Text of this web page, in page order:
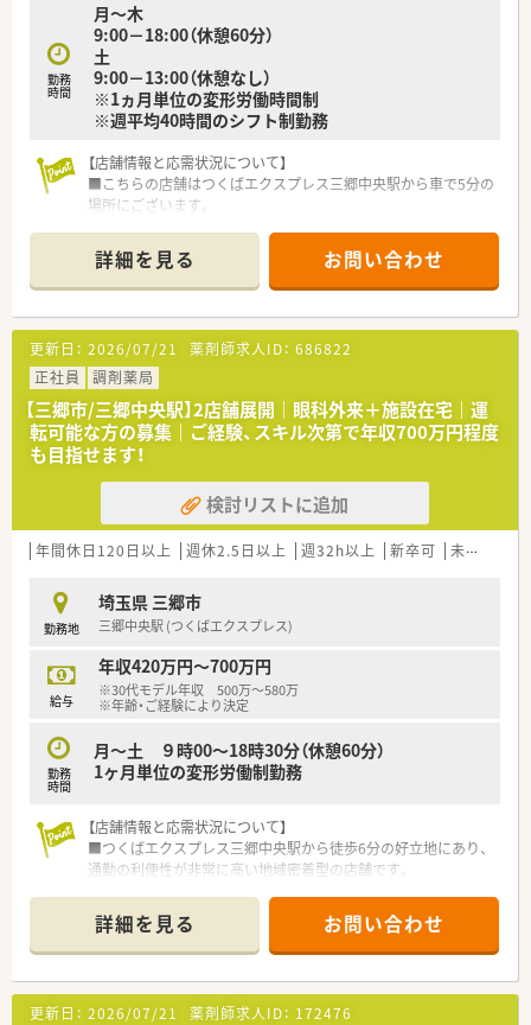
勤務
時間
月～木
9:00－18:00（休憩60分）
土
9:00－13:00（休憩なし）
※1ヵ月単位の変形労働時間制
※週平均40時間のシフト制勤務
【店舗情報と応需状況について】
■こちらの店舗はつくばエクスプレス三郷中央駅から車で5分の
場所にございます。
30枚に対応しています。
■施設在宅1件を担当しており、在宅医療を深く学びたい方に適
しています。
■「顔の見える、速やかな対応のできる薬局」として地域に根差
しています。
【募集背景と求める人物像について】
■欠員補充のため、地域医療に貢献したい意欲のある薬剤師を募
集しています
■施設在宅に特化しており、専門性を高めたい方には最適な職場
です
【求人情報について】
■東証プライム上場企業が運営しており、経営基盤が安定してい
るため安心です。
場です。
■ほぼ全店で座って投薬を行うため、患者様とじっくり向き合え
ます。
【勤務実態について】
■月曜日から木曜日は9時から18時まで、土曜日は9時から13時
までの勤務です。
■薬剤師1.5名体制です
詳細を見る お問い合わせ
更新日： 2026/07/21 薬剤師求人ID： 686822
正社員
調剤薬局
【三郷市/三郷中央駅】2店舗展開｜眼科外来＋施設在宅｜運
転可能な方の募集｜ご経験、スキル次第で年収700万円程度
も目指せます！
検討リストに追加
年間休日120日以上 週休2.5日以上 週32h以上 新卒可 未経験可
勤務地
埼玉県 三郷市
三郷中央駅 (つくばエクスプレス)
給与
年収420万円～700万円
※30代モデル年収 500万～580万
※年齢・ご経験により決定
勤務
時間
月～土 ９時00～18時30分（休憩60分）
1ヶ月単位の変形労働制勤務
【店舗情報と応需状況について】
■つくばエクスプレス三郷中央駅から徒歩6分の好立地にあり、
通勤の利便性が非常に高い地域密着型の店舗です。
人ひとりの患者様と丁寧に向き合える環境です。
■外来での調剤業務や服薬指導に加えて、施設在宅7施設への訪
問や往診同行など多岐にわたる経験が積めます。
■正社員3名とパート1名に事務スタッフが在籍しており、小規
模ながらもチームワークを大切に運営されています。
詳細を見る お問い合わせ
更新日： 2026/07/21 薬剤師求人ID： 172476